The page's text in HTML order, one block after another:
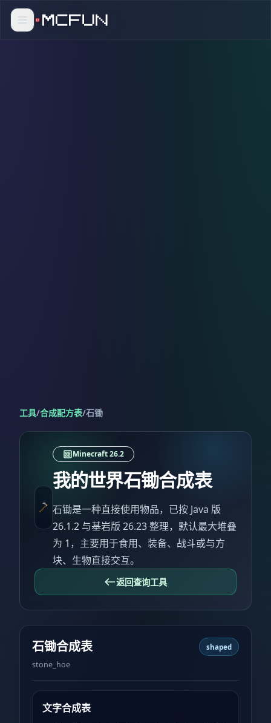
工具/合成配方表/石锄
Minecraft 26.2
我的世界石锄合成表
石锄是一种直接使用物品，已按 Java 版
26.1.2 与基岩版 26.23 整理，默认最大堆叠
为 1，主要用于食用、装备、战斗或与方
块、生物直接交互。
返回查询工具
石锄合成表
stone_hoe
shaped
文字合成表